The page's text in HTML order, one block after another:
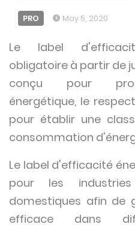
PRO May 5, 2020
Le label
obligatoire à partir de
conçu pour
énergétique, le
pour établir une
consommation
Le label d'efficacité
pour les
domestiques afin de
efficace dans